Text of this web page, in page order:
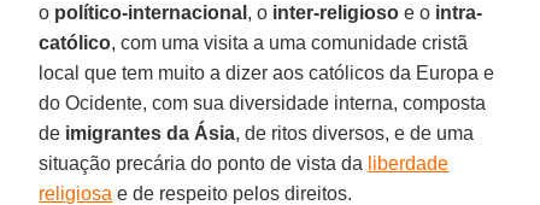
o político-internacional , o inter-religioso e o intra-
católico, com uma visita a uma comunidade cristã
local que tem muito a dizer aos católicos da Europa e
do Ocidente, com sua diversidade interna, composta
de imigrantes da Ásia, de ritos diversos, e de uma
situação precária do ponto de vista da liberdade
religiosa e de respeito pelos direitos.